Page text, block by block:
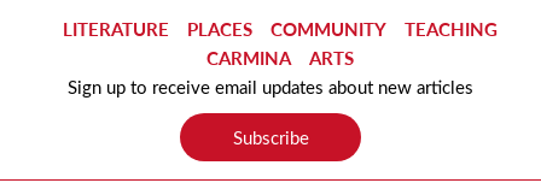
LITERATURE PLACES COMMUNITY
TEACHING
CARMINA
ARTS
Sign up to receive email updates about new articles
Subscribe